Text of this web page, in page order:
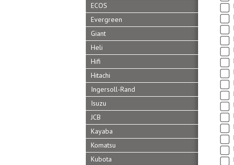
ECOS
Evergreen
Giant
Heli
Hifi
Hitachi
Ingersoll-Rand
Isuzu
JCB
Kayaba
Komatsu
Kubota